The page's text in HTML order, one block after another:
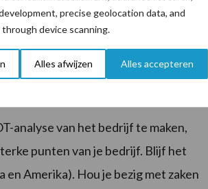
precise geolocation data, and
device scanning.
Alles afwijzen Alles accepteren
excuses. Ik koos bewust voor
in balans zijn’’, vertelt Van
bij veel bedrijven kwijtgeraakt: er is
analyse van het bedrijf te maken,
punten van je bedrijf. Blijf het
Amerika). Hou je bezig met zaken